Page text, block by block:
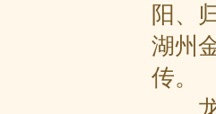
阳、
湖州
传。
龙